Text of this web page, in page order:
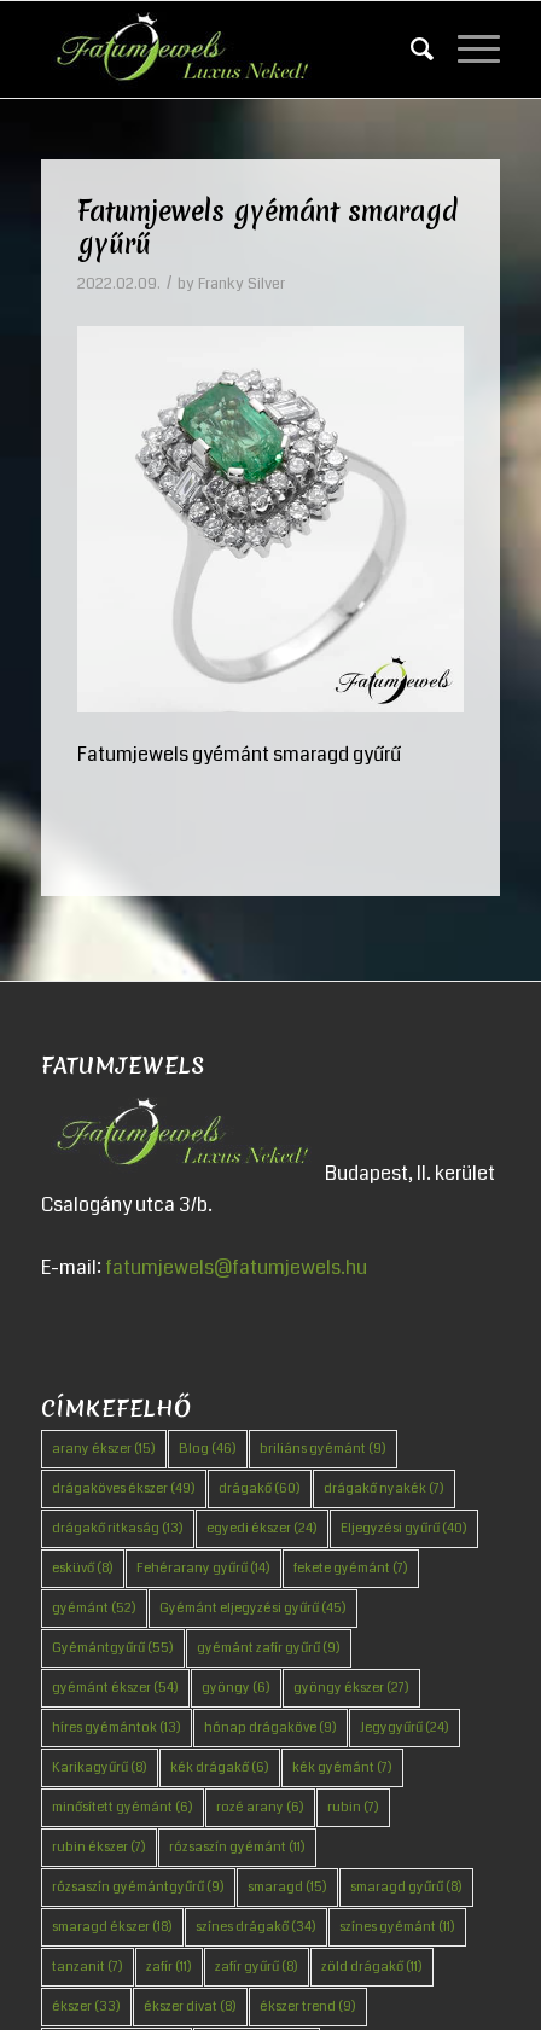
Fatumjewels gyémánt smaragd
gyűrű
2022.02.09. / by Franky Silver
Fatumjewels gyémánt smaragd gyűrű
FATUMJEWELS
Budapest, II. kerület
Csalogány utca 3/b.
E-mail: fatumjewels@fatumjewels.hu
CÍMKEFELHŐ
arany ékszer(15) Blog (46) briliáns gyémánt (9)
drágaköves ékszer(49) drágakő(60) drágakő nyakék(7)
drágakő ritkaság (13) egyedi ékszer(24) Eljegyzési gyűrű(40)
esküvő(8) Fehérarany gyűrű(14) fekete gyémánt (7)
gyémánt (52) Gyémánt eljegyzési gyűrű(45)
Gyémántgyűrű(55) gyémánt zafír gyűrű(9)
gyémánt ékszer(54) gyöngy (6) gyöngy ékszer(27)
híres gyémántok(13) hónap drágaköve(9) Jegygyűrű(24)
Karikagyűrű(8) kék drágakő(6) kék gyémánt (7)
minősített gyémánt (6) rozé arany (6) rubin (7)
rubin ékszer(7) rózsaszín gyémánt (11)
rózsaszín gyémántgyűrű(9) smaragd (15) smaragd gyűrű(8)
smaragd ékszer(18) színes drágakő(34) színes gyémánt (11)
tanzanit (7) zafír(11) zafír gyűrű(8) zöld drágakő(11)
ékszer(33) ékszer divat (8) ékszer trend (9)